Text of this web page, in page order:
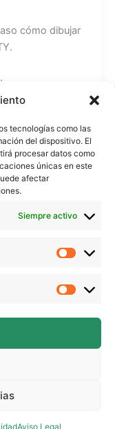
tecnologías como las
del dispositivo. El
procesar datos como
únicas en este
afectar
Siempre activo
Aviso Legal
cómo dibujar
puedes ver en
beekrafty/